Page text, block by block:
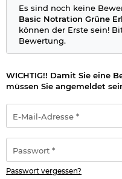
Es sind noch keine
Basic Notration Grüne
können der Erste sein!
Bewertung.
WICHTIG!! Damit Sie eine
müssen Sie angemeldet
Mail-
Adresse
*
Passwort vergessen?